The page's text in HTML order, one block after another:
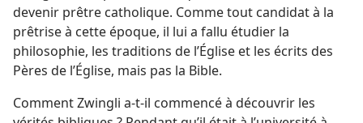
devenir prêtre catholique. Comme tout candidat à la
prêtrise à cette époque, il lui a fallu étudier la
philosophie, les traditions de l’Église et les écrits des
Pères de l’Église, mais pas la Bible.
Comment Zwingli a-t-il commencé à découvrir les